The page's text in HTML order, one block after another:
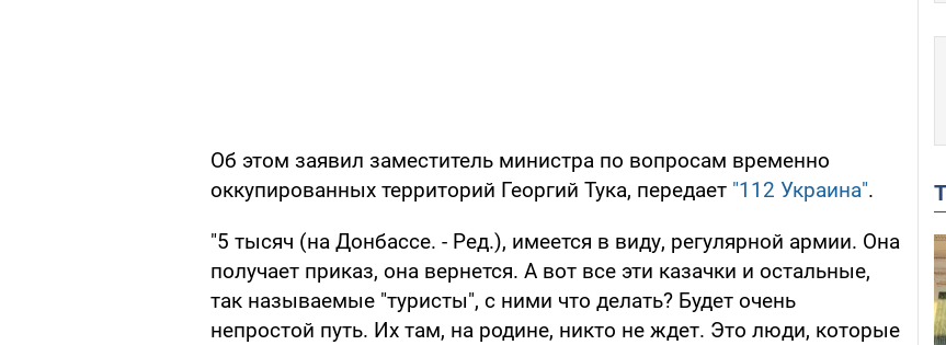
Об этом заявил заместитель министра по вопросам временно
оккупированных территорий Георгий Тука, передает "112 Украина".
"5 тысяч (на Донбассе. - Ред.), имеется в виду, регулярной армии. Она
получает приказ, она вернется. А вот все эти казачки и остальные,
так называемые "туристы", с ними что делать? Будет очень
непростой путь. Их там, на родине, никто не ждет. Это люди, которые